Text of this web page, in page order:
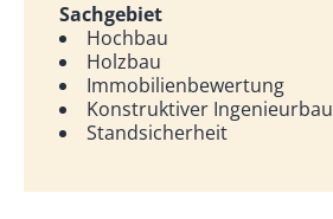
Sachgebiet
Hochbau
Holzbau
Immobilienbewertung
Konstruktiver Ingenieurbau
Standsicherheit